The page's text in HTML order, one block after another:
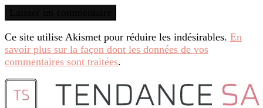
Ce site utilise Akismet pour réduire les indésirables. En
savoir plus sur la façon dont les données de vos
commentaires sont traitées.